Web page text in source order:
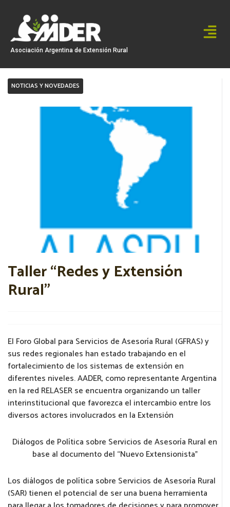
contenido
Asociación Argentina de Extensión Rural
NOTICIAS Y NOVEDADES
Taller “Redes y Extensión
Rural”
El Foro Global para Servicios de Asesoría Rural (GFRAS) y
sus redes regionales han estado trabajando en el
fortalecimiento de los sistemas de extensión en
diferentes niveles. AADER, como representante Argentina
en la red RELASER se encuentra organizando un taller
interinstitucional que favorezca el intercambio entre los
diversos actores involucrados en la Extensión
Diálogos de Política sobre Servicios de Asesoría Rural en
base al documento del “Nuevo Extensionista”
Los diálogos de política sobre Servicios de Asesoría Rural
(SAR) tienen el potencial de ser una buena herramienta